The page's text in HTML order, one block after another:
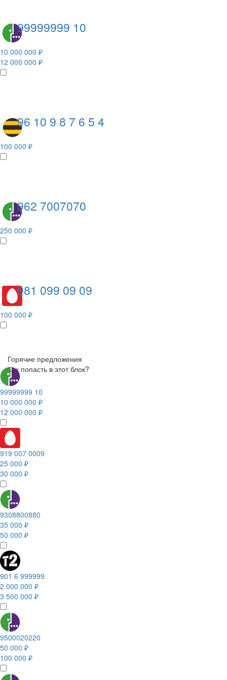
99999999 10
10 000 000 ₽
12 000 000 ₽
96 10 9 8 7 6 5 4
100 000 ₽
962 7007070
250 000 ₽
981 099 09 09
100 000 ₽
Горячие предложения
Как попасть в этот блок?
99999999 10
10 000 000 ₽
12 000 000 ₽
919 007 0009
25 000 ₽
30 000 ₽
9308800880
35 000 ₽
50 000 ₽
901 6 999999
2 000 000 ₽
3 500 000 ₽
9500020220
50 000 ₽
100 000 ₽